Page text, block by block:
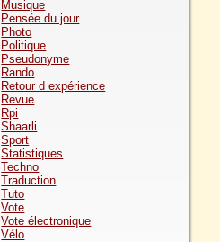
Musique
Pensée du jour
Photo
Politique
Pseudonyme
Rando
Retour d expérience
Revue
Rpi
Shaarli
Sport
Statistiques
Techno
Traduction
Tuto
Vote
Vote électronique
Vélo